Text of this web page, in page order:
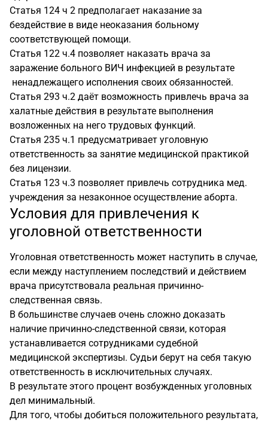
Статья 124 ч 2 предполагает наказание за
бездействие в виде неоказания больному
соответствующей помощи.
Статья 122 ч.4 позволяет наказать врача за
заражение больного ВИЧ инфекцией в результате
ненадлежащего исполнения своих обязанностей.
Статья 293 ч.2 даёт возможность привлечь врача за
халатные действия в результате выполнения
возложенных на него трудовых функций.
Статья 235 ч.1 предусматривает уголовную
ответственность за занятие медицинской практикой
без лицензии.
Статья 123 ч.3 позволяет привлечь сотрудника мед.
учреждения за незаконное осуществление аборта.
Условия для привлечения к
уголовной ответственности
Уголовная ответственность может наступить в случае,
если между наступлением последствий и действием
врача присутствовала реальная причинно-
следственная связь.
В большинстве случаев очень сложно доказать
наличие причинно-следственной связи, которая
устанавливается сотрудниками судебной
медицинской экспертизы. Судьи берут на себя такую
ответственность в исключительных случаях.
В результате этого процент возбужденных уголовных
дел минимальный.
Для того, чтобы добиться положительного результата,